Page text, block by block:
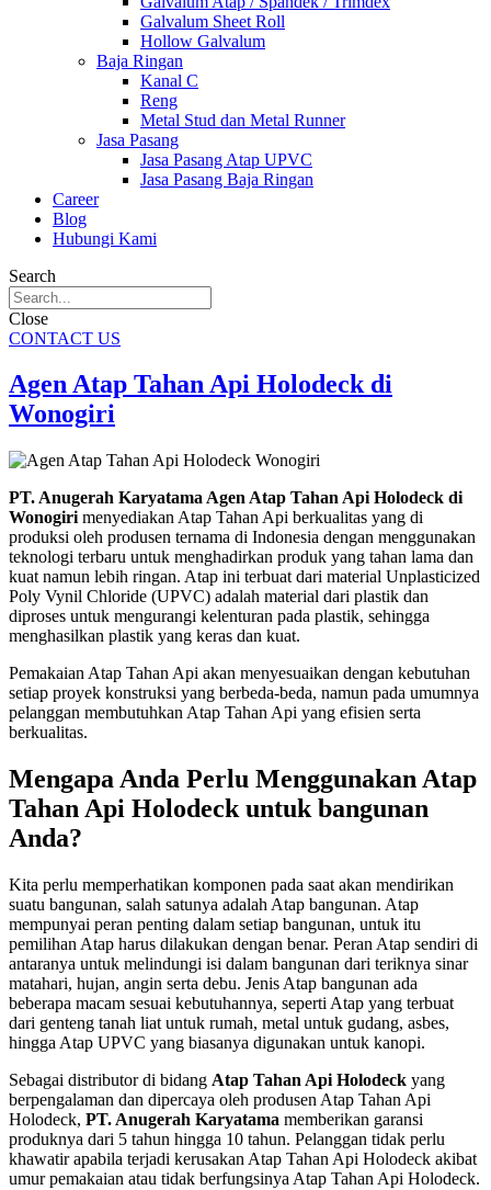
Galvalum Sheet Roll
Hollow Galvalum
Baja Ringan
Kanal C
Reng
Metal Stud dan Metal Runner
Jasa Pasang
Jasa Pasang Atap UPVC
Jasa Pasang Baja Ringan
Career
Blog
Hubungi Kami
Search
Close
CONTACT US
Agen Atap Tahan Api Holodeck di
Wonogiri
PT. Anugerah Karyatama Agen Atap Tahan Api Holodeck di
Wonogiri menyediakan Atap Tahan Api berkualitas yang di
produksi oleh produsen ternama di Indonesia dengan menggunakan
teknologi terbaru untuk menghadirkan produk yang tahan lama dan
kuat namun lebih ringan. Atap ini terbuat dari material Unplasticized
Poly Vynil Chloride (UPVC) adalah material dari plastik dan
diproses untuk mengurangi kelenturan pada plastik, sehingga
menghasilkan plastik yang keras dan kuat.
Pemakaian Atap Tahan Api akan menyesuaikan dengan kebutuhan
setiap proyek konstruksi yang berbeda-beda, namun pada umumnya
pelanggan membutuhkan Atap Tahan Api yang efisien serta
berkualitas.
Mengapa Anda Perlu Menggunakan Atap
Tahan Api Holodeck untuk bangunan
Anda?
Kita perlu memperhatikan komponen pada saat akan mendirikan
suatu bangunan, salah satunya adalah Atap bangunan. Atap
mempunyai peran penting dalam setiap bangunan, untuk itu
pemilihan Atap harus dilakukan dengan benar. Peran Atap sendiri di
antaranya untuk melindungi isi dalam bangunan dari teriknya sinar
matahari, hujan, angin serta debu. Jenis Atap bangunan ada
beberapa macam sesuai kebutuhannya, seperti Atap yang terbuat
dari genteng tanah liat untuk rumah, metal untuk gudang, asbes,
hingga Atap UPVC yang biasanya digunakan untuk kanopi.
Sebagai distributor di bidang Atap Tahan Api Holodeck yang
berpengalaman dan dipercaya oleh produsen Atap Tahan Api
Holodeck, PT. Anugerah Karyatama memberikan garansi
produknya dari 5 tahun hingga 10 tahun. Pelanggan tidak perlu
khawatir apabila terjadi kerusakan Atap Tahan Api Holodeck akibat
umur pemakaian atau tidak berfungsinya Atap Tahan Api Holodeck.